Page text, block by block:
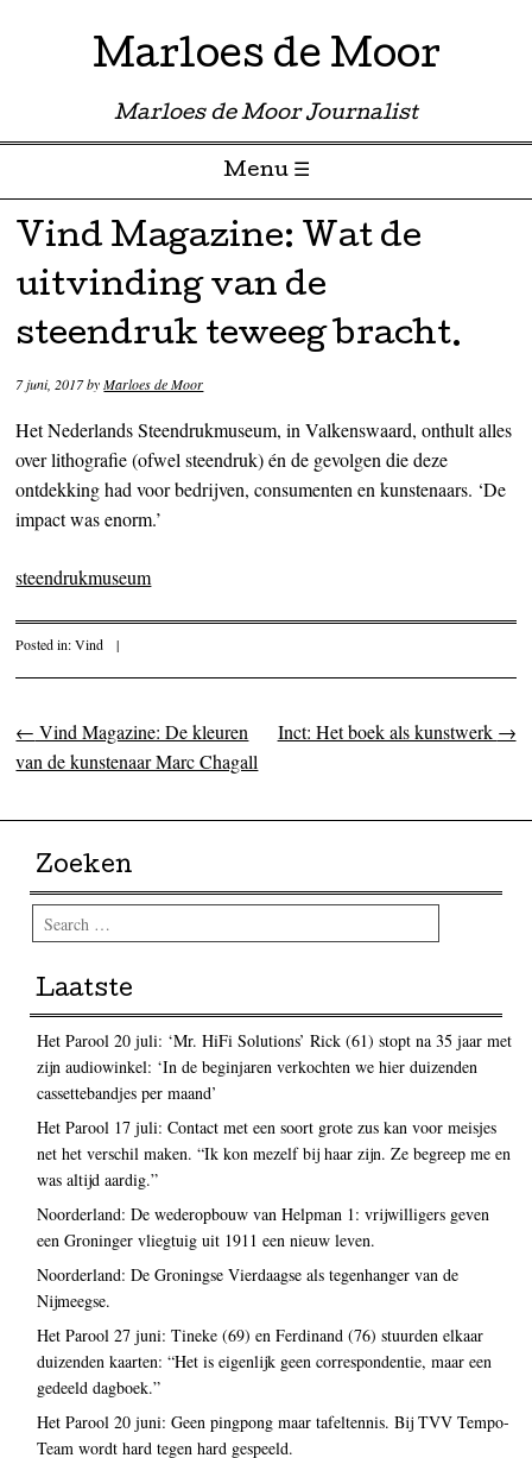
Marloes de Moor
Marloes de Moor Journalist
Menu ☰
Skip to content
Vind Magazine: Wat de
uitvinding van de
steendruk teweeg bracht.
7 juni, 2017byMarloes de Moor
Het Nederlands Steendrukmuseum, in Valkenswaard, onthult alles
over lithografie (ofwel steendruk) én de gevolgen die deze
ontdekking had voor bedrijven, consumenten en kunstenaars. ‘De
impact was enorm.’
steendrukmuseum
Posted in:Vind |
Post navigation
← Vind Magazine: De kleuren
van de kunstenaar Marc Chagall
Inct: Het boek als kunstwerk →
Zoeken
Search
Laatste
Het Parool 20 juli: ‘Mr. HiFi Solutions’ Rick (61) stopt na 35 jaar met
zijn audiowinkel: ‘In de beginjaren verkochten we hier duizenden
cassettebandjes per maand’
Het Parool 17 juli: Contact met een soort grote zus kan voor meisjes
net het verschil maken. “Ik kon mezelf bij haar zijn. Ze begreep me en
was altijd aardig.”
Noorderland: De wederopbouw van Helpman 1: vrijwilligers geven
een Groninger vliegtuig uit 1911 een nieuw leven.
Noorderland: De Groningse Vierdaagse als tegenhanger van de
Nijmeegse.
Het Parool 27 juni: Tineke (69) en Ferdinand (76) stuurden elkaar
duizenden kaarten: “Het is eigenlijk geen correspondentie, maar een
gedeeld dagboek.”
Het Parool 20 juni: Geen pingpong maar tafeltennis. Bij TVV Tempo-
Team wordt hard tegen hard gespeeld.